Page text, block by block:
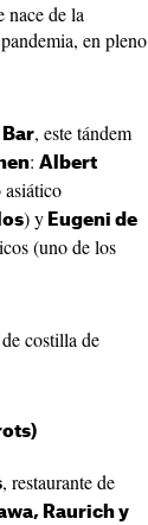
nace de la
en pleno
Bar, este tándem
: Albert
) y Eugeni de
(uno de los
costilla de
, restaurante de
Raurich y